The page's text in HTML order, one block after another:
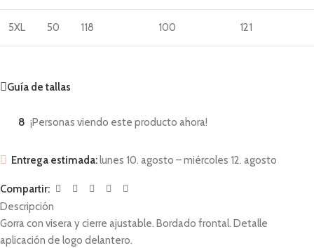
5XL 50 118 100 121
Guía de tallas
8 ¡Personas viendo este producto ahora!
Entrega estimada:lunes 10. agosto – miércoles 12. agosto
Compartir:
Descripción
Gorra con visera y cierre ajustable. Bordado frontal. Detalle
aplicación de logo delantero.